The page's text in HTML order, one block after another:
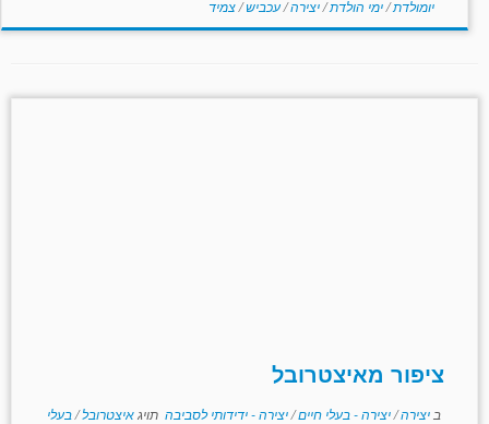
יומולדת/ימי הולדת/יצירה/עכביש/צמיד
ציפור מאיצטרובל
ב יצירה/יצירה - בעלי חיים/יצירה - ידידותי לסביבה תויגאיצטרובל/בעלי